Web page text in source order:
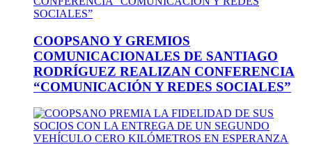
COOPSANO Y GREMIOS
COMUNICACIONALES DE SANTIAGO
RODRÍGUEZ REALIZAN CONFERENCIA
“COMUNICACIÓN Y REDES SOCIALES”